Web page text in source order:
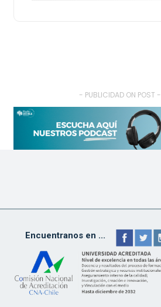
- PUBLICIDAD ON POST -
Encuentranos en ...